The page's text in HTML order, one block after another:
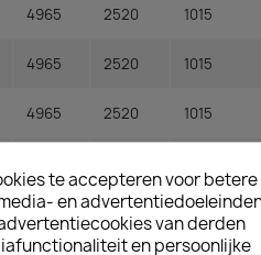
4965 2520 1015
4965 2520 1015
4965 2520 1015
5415 2255 1015
te accepteren voor betere
en
van derden
en persoonlijke